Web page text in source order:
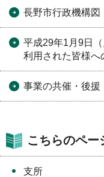
長野市行政機構図
平成29年1月9日
利用された皆様へ
事業の共催・後援
こちらのペー
支所